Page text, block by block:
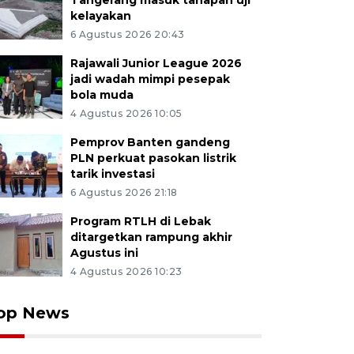
kelayakan
6 Agustus 2026 20:43
Rajawali Junior League 2026
jadi wadah mimpi pesepak
bola muda
4 Agustus 2026 10:05
Pemprov Banten gandeng
PLN perkuat pasokan listrik
tarik investasi
6 Agustus 2026 21:18
Program RTLH di Lebak
ditargetkan rampung akhir
Agustus ini
4 Agustus 2026 10:23
News